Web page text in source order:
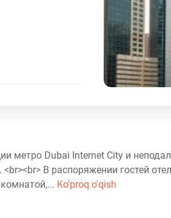
метро Dubai Internet City и
В распоряжении гостей
Ko'proq o'qish